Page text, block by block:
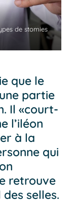
de stomies
que le
partie
Il «court-
l’iléon
à la
qui
retrouve
selles.